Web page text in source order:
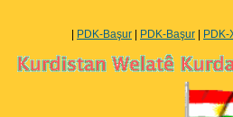
PDK-Başur PDK-Başur